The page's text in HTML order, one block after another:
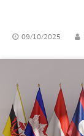
09/10/2025